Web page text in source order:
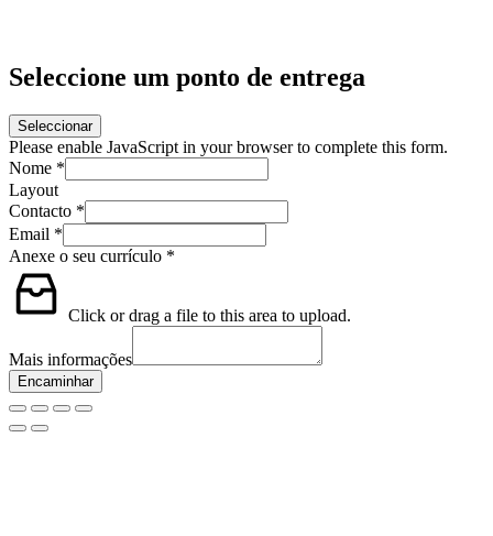
Seleccione um ponto de entrega
Seleccionar
Please enable JavaScript in your browser to complete this form.
Nome *
Layout
Contacto *
Email *
Anexe o seu currículo *
Click or drag a file to this area to upload.
Mais informações
Encaminhar